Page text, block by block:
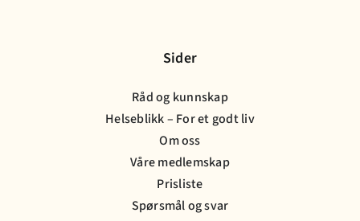
Sider
Råd og kunnskap
Helseblikk – For et godt liv
Om oss
Våre medlemskap
Prisliste
Spørsmål og svar